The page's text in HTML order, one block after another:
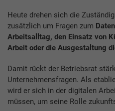
Heute drehen sich die
zusätzlich um Fragen zum
Arbeitsalltag, den Einsatz von
Arbeit oder die Ausgestaltung
Damit rückt der Betriebsrat
Unternehmensfragen. Als
wird er sich in der digitalen
müssen, um seine Rolle